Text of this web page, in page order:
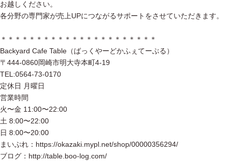
お越しください。
各分野の専門家が売上UPにつながるサポートをさせていただきます。
＊＊＊＊＊＊＊＊＊＊＊＊＊＊＊＊＊＊＊＊＊＊
Backyard Cafe Table（ばっくやーどかふぇてーぶる）
〒444-0860岡崎市明大寺本町4-19
TEL:0564-73-0170
定休日 月曜日
営業時間
火〜金 11:00〜22:00
土 8:00〜22:00
日 8:00〜20:00
まいぷれ：https://okazaki.mypl.net/shop/00000356294/
ブログ：http://table.boo-log.com/